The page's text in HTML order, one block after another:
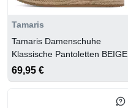
Tamaris
Tamaris Damenschuhe
Klassische Pantoletten BEIGE
69,95 €